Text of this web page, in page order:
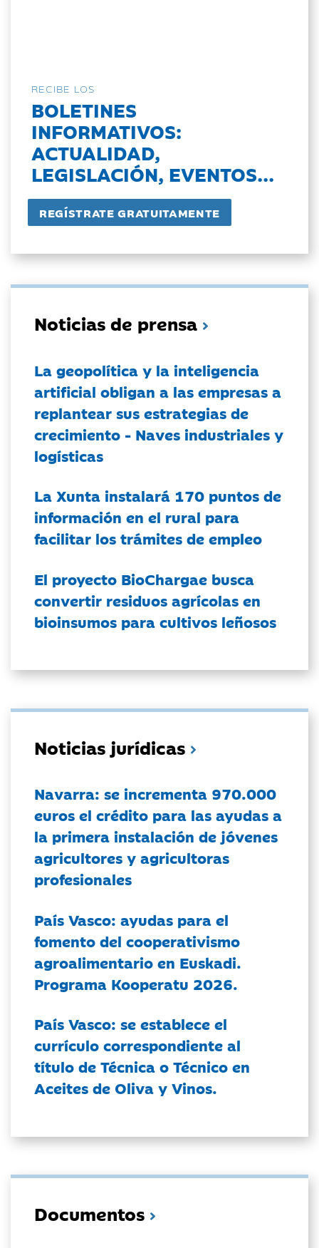
RECIBE LOS
BOLETINES
INFORMATIVOS:
ACTUALIDAD,
LEGISLACIÓN, EVENTOS...
Noticias de prensa
La geopolítica y la inteligencia
artificial obligan a las empresas a
replantear sus estrategias de
crecimiento - Naves industriales y
logísticas
La Xunta instalará 170 puntos de
información en el rural para
facilitar los trámites de empleo
El proyecto BioChargae busca
convertir residuos agrícolas en
bioinsumos para cultivos leñosos
Noticias jurídicas
Navarra: se incrementa 970.000
euros el crédito para las ayudas a
la primera instalación de jóvenes
agricultores y agricultoras
profesionales
País Vasco: ayudas para el
fomento del cooperativismo
agroalimentario en Euskadi.
Programa Kooperatu 2026.
País Vasco: se establece el
currículo correspondiente al
título de Técnica o Técnico en
Aceites de Oliva y Vinos.
Documentos